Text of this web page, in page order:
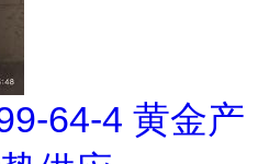
64-4 黄金产